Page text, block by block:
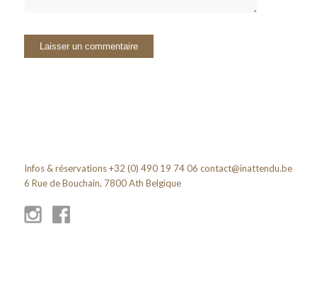
Infos & réservations +32 (0) 490 19 74 06 contact@inattendu.be
6 Rue de Bouchain, 7800 Ath Belgique